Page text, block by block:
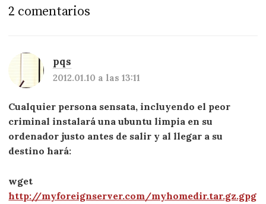
2 comentarios
pqs
2012.01.10 a las 13:11
Cualquier persona sensata, incluyendo el peor
criminal instalará una ubuntu limpia en su
ordenador justo antes de salir y al llegar a su
destino hará:
wget
http://myforeignserver.com/myhomedir.tar.gz.gpg